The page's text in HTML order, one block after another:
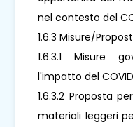
nel contesto del
1.6.3 Misure/
1.6.3.1 Misure
l'impatto del
1.6.3.2 Proposta
materiali leggeri